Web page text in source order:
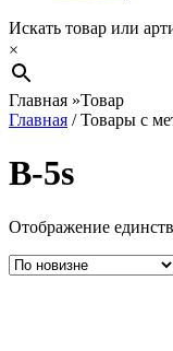
Search
Искать товар или
×
Главная »Товар
Главная / Товары с
B-5s
Отображение